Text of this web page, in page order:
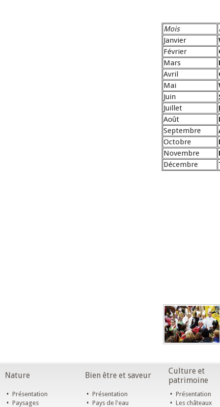
Mois
Janvier
Février
Mars
Avril
Mai
Juin
Juillet
Août
Septembre
Octobre
Novembre
Décembre
Nature Bien être et saveur
Culture et
patrimoine
• Présentation
• Paysages
• Présentation
• Pays de l'eau
• Présentation
• Les châteaux